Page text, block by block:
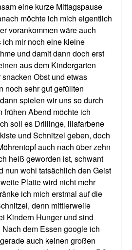
eine kurze Mittagspause
möchte ich mich eigentlich
vorankommen wäre auch
mir noch eine kleine
und damit dann doch erst
aus dem Kindergarten
Obst und etwas
noch sehr gut gefüllten
spielen wir uns so durch
frühen Abend möchte ich
soll es Drillinge, lilafarbene
und Schnitzel geben, doch
auch nach über zehn
heiß geworden ist, schwant
nun wohl tatsächlich den Geist
Platte wird nicht mehr
ich mich erstmal auf die
denn mittlerweile
Kindern Hunger und sind
dem Essen google ich
auch keinen großen